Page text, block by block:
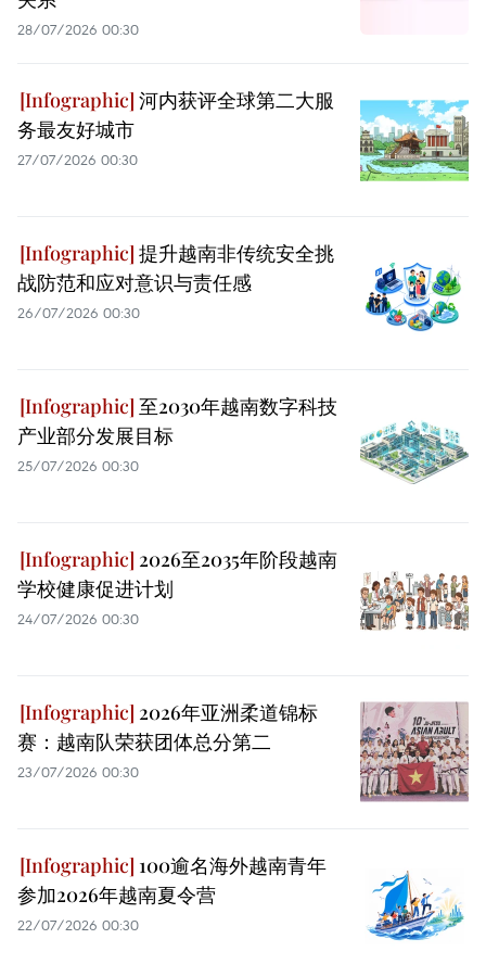
28/07/2026 00:30
河内获评全球第二大服
务最友好城市
27/07/2026 00:30
提升越南非传统安全挑
战防范和应对意识与责任感
26/07/2026 00:30
至2030年越南数字科技
产业部分发展目标
25/07/2026 00:30
2026至2035年阶段越南
学校健康促进计划
24/07/2026 00:30
2026年亚洲柔道锦标
赛：越南队荣获团体总分第二
23/07/2026 00:30
100逾名海外越南青年
参加2026年越南夏令营
22/07/2026 00:30